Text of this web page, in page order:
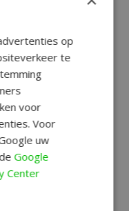
op
te
voor
Voor
uw
Google
Center